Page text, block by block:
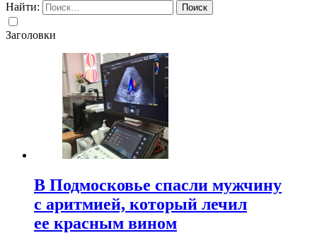
Найти:
Заголовки
В Подмосковье спасли мужчину
с аритмией, который лечил
ее красным вином